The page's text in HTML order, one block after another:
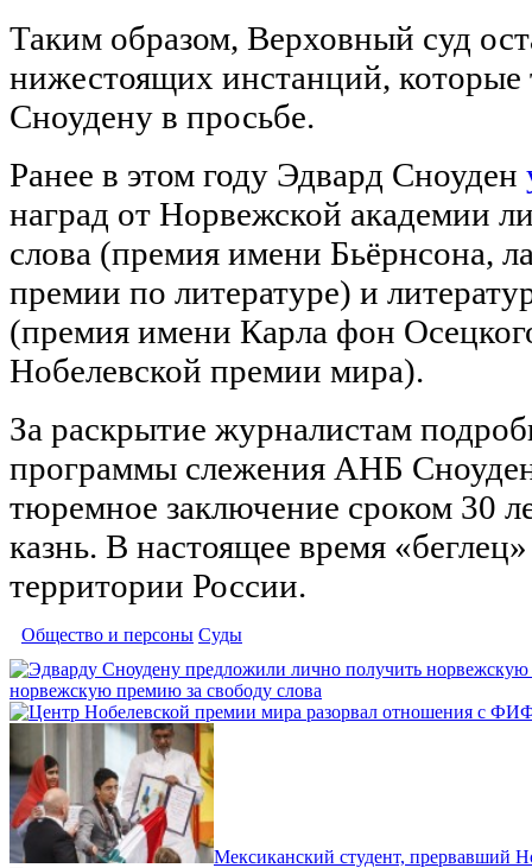
Таким образом, Верховный суд
нижестоящих инстанций, которые
Сноудену в просьбе.
Ранее в этом году Эдвард Сноуден
наград от Норвежской академии
слова (премия имени Бьёрнсона,
премии по литературе) и
(премия имени Карла фон
Нобелевской премии мира).
За раскрытие журналистам
программы слежения АНБ
тюремное заключение сроком 30
казнь. В настоящее время
территории России.
Общество и персоны Суды
норвежскую премию за свободу слова
Мексиканский студент, прервавший